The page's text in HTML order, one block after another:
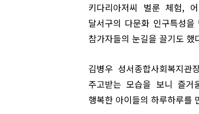
키다리아저씨 벌룬 체험,
달서구의 다문화 인구특성
참가자들의 눈길을 끌기도 했
김병우 성서종합사회복지
주고받는 모습을 보니 즐
행복한 아이들의 하루하루를